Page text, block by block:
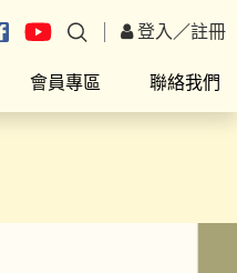
登入／註冊
會員專區 聯絡我們